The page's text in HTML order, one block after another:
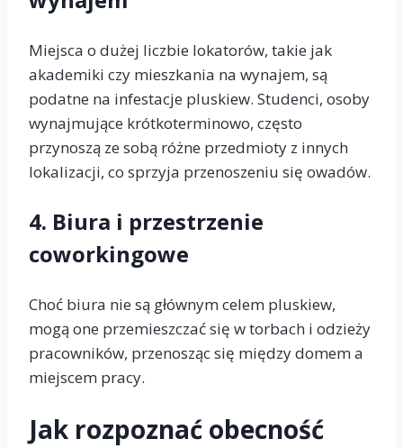
Miejsca o dużej liczbie lokatorów, takie jak
akademiki czy mieszkania na wynajem, są
podatne na infestacje pluskiew. Studenci, osoby
wynajmujące krótkoterminowo, często
przynoszą ze sobą różne przedmioty z innych
lokalizacji, co sprzyja przenoszeniu się owadów.
4. Biura i przestrzenie
coworkingowe
Choć biura nie są głównym celem pluskiew,
mogą one przemieszczać się w torbach i odzieży
pracowników, przenosząc się między domem a
miejscem pracy.
Jak rozpoznać obecność